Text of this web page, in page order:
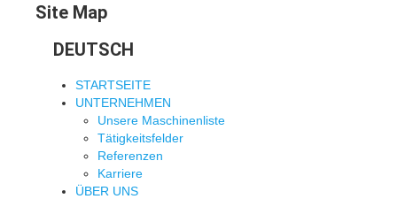
Site Map
DEUTSCH
STARTSEITE
UNTERNEHMEN
Unsere Maschinenliste
Tätigkeitsfelder
Referenzen
Karriere
ÜBER UNS